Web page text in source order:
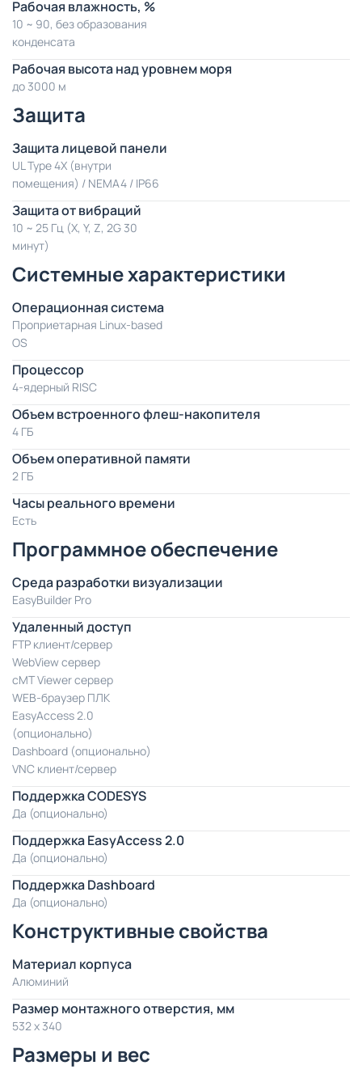
Рабочая влажность, %
10 ~ 90, без образования
конденсата
Рабочая высота над уровнем моря
до 3000 м
Защита
Защита лицевой панели
UL Type 4X (внутри
помещения) / NEMA4 / IP66
Защита от вибраций
10 ~ 25 Гц (X, Y, Z, 2G 30
минут)
Системные характеристики
Операционная система
Проприетарная Linux-based
OS
Процессор
4-ядерный RISC
Объем встроенного флеш-накопителя
4 ГБ
Объем оперативной памяти
2 ГБ
Часы реального времени
Есть
Программное обеспечение
Среда разработки визуализации
EasyBuilder Pro
Удаленный доступ
FTP клиент/сервер
WebView сервер
cMT Viewer сервер
WEB-браузер ПЛК
EasyAccess 2.0
(опционально)
Dashboard (опционально)
VNC клиент/сервер
Поддержка CODESYS
Да (опционально)
Поддержка EasyAccess 2.0
Да (опционально)
Поддержка Dashboard
Да (опционально)
Конструктивные свойства
Материал корпуса
Алюминий
Размер монтажного отверстия, мм
532 x 340
Размеры и вес